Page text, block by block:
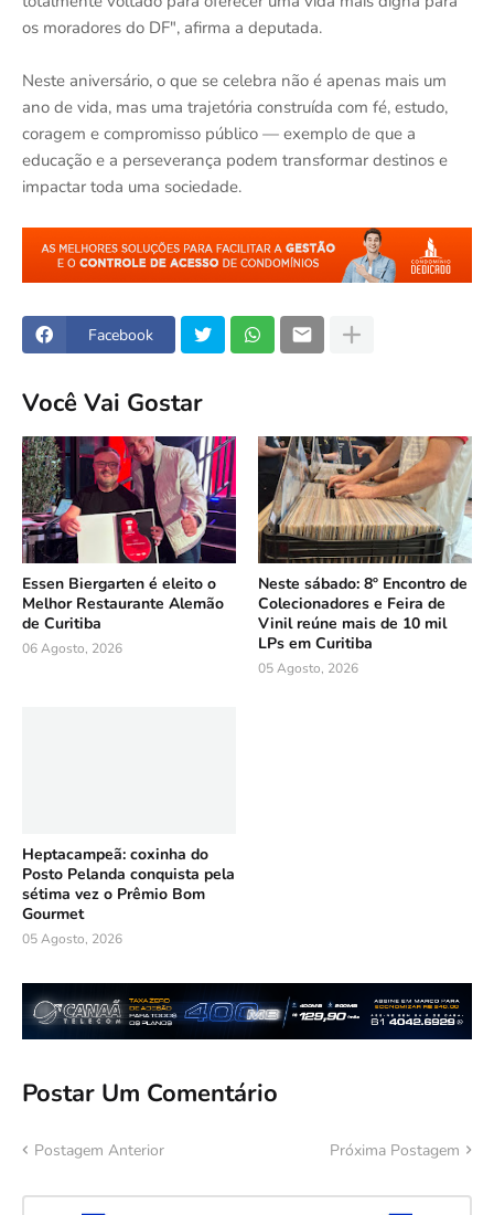
os moradores do DF", afirma a deputada.
Neste aniversário, o que se celebra não é apenas mais um
ano de vida, mas uma trajetória construída com fé, estudo,
coragem e compromisso público — exemplo de que a
educação e a perseverança podem transformar destinos e
impactar toda uma sociedade.
Facebook
Você Vai Gostar
Essen Biergarten é eleito o
Melhor Restaurante Alemão
de Curitiba
06 Agosto, 2026
Neste sábado: 8º Encontro de
Colecionadores e Feira de
Vinil reúne mais de 10 mil
LPs em Curitiba
05 Agosto, 2026
Heptacampeã: coxinha do
Posto Pelanda conquista pela
sétima vez o Prêmio Bom
Gourmet
05 Agosto, 2026
Postar Um Comentário
Postagem Anterior Próxima Postagem